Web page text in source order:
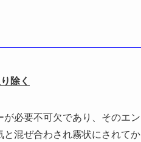
除く
必要不可欠であり、そのエン
混ぜ合わされ霧状にされてか